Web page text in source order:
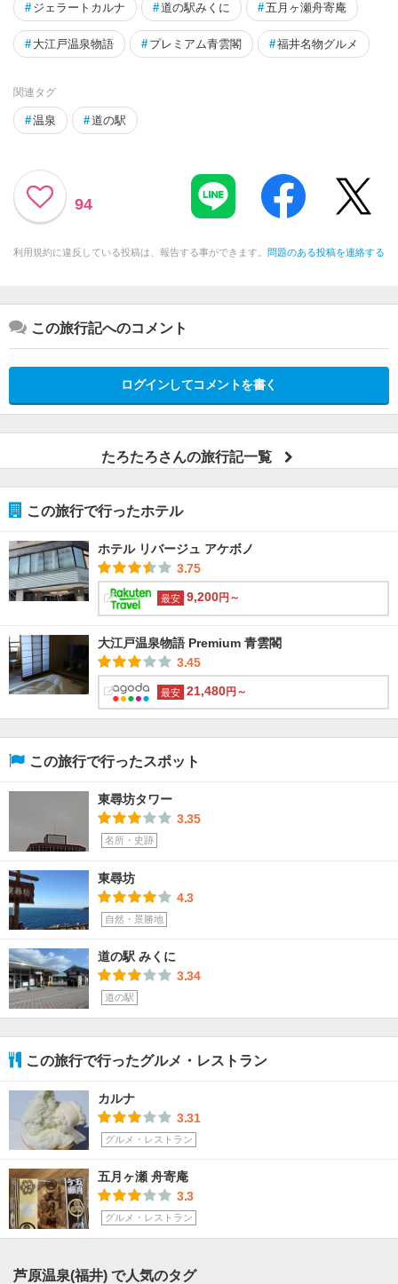
# ジェラートカルナ #道の駅みくに #五月ヶ瀬舟寄庵
# 大江戸温泉物語 # プレミアム青雲閣 #福井名物グルメ
関連タグ
#温泉 #道の駅
94
利用規約に違反している投稿は、報告する事ができます。 問題のある投稿を連絡する
この旅行記へのコメント
ログインしてコメントを書く
たろたろさんの旅行記一覧
この旅行で行ったホテル
ホテル リバージュ アケボノ
3.75
最安 9,200円～
大江戸温泉物語 Premium 青雲閣
3.45
最安 21,480円～
この旅行で行ったスポット
東尋坊タワー
3.35
名所・史跡
東尋坊
4.3
自然・景勝地
道の駅 みくに
3.34
道の駅
この旅行で行ったグルメ・レストラン
カルナ
3.31
グルメ・レストラン
五月ヶ瀬 舟寄庵
3.3
グルメ・レストラン
芦原温泉(福井) で人気のタグ